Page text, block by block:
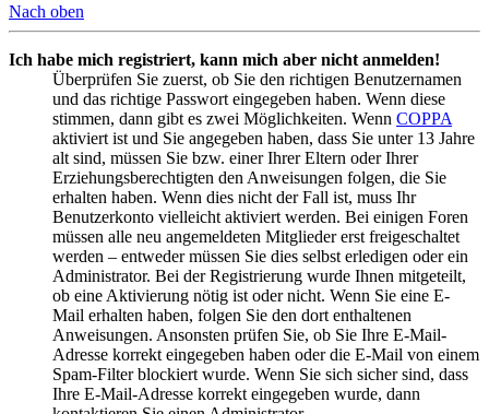
Nach oben
Ich habe mich registriert, kann mich aber nicht anmelden!
Überprüfen Sie zuerst, ob Sie den richtigen Benutzernamen
und das richtige Passwort eingegeben haben. Wenn diese
stimmen, dann gibt es zwei Möglichkeiten. Wenn COPPA
aktiviert ist und Sie angegeben haben, dass Sie unter 13 Jahre
alt sind, müssen Sie bzw. einer Ihrer Eltern oder Ihrer
Erziehungsberechtigten den Anweisungen folgen, die Sie
erhalten haben. Wenn dies nicht der Fall ist, muss Ihr
Benutzerkonto vielleicht aktiviert werden. Bei einigen Foren
müssen alle neu angemeldeten Mitglieder erst freigeschaltet
werden – entweder müssen Sie dies selbst erledigen oder ein
Administrator. Bei der Registrierung wurde Ihnen mitgeteilt,
ob eine Aktivierung nötig ist oder nicht. Wenn Sie eine E-
Mail erhalten haben, folgen Sie den dort enthaltenen
Anweisungen. Ansonsten prüfen Sie, ob Sie Ihre E-Mail-
Adresse korrekt eingegeben haben oder die E-Mail von einem
Spam-Filter blockiert wurde. Wenn Sie sich sicher sind, dass
Ihre E-Mail-Adresse korrekt eingegeben wurde, dann